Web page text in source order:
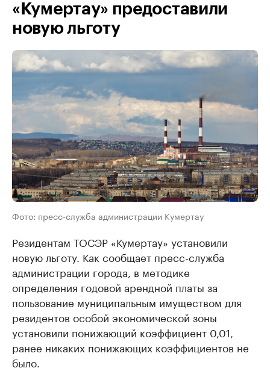
«Кумертау» предоставили
новую льготу
Фото: пресс-служба администрации Кумертау
Резидентам ТОСЭР «Кумертау» установили
новую льготу. Как сообщает пресс-служба
администрации города, в методике
определения годовой арендной платы за
пользование муниципальным имуществом для
резидентов особой экономической зоны
установили понижающий коэффициент 0,01,
ранее никаких понижающих коэффициентов не
было.